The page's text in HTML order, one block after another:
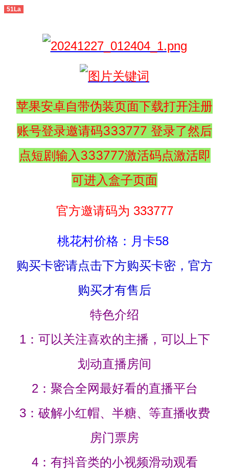
51La
苹果安卓自带伪装页面下载打开注册
账号登录邀请码333777 登录了然后
点短剧输入333777激活码点激活即
可进入盒子页面
官方邀请码为 333777
桃花村价格：月卡58
购买卡密请点击下方购买卡密，官方
购买才有售后
特色介绍
1：可以关注喜欢的主播，可以上下
划动直播房间
2：聚合全网最好看的直播平台
3：破解小红帽、半糖、等直播收费
房门票房
4：有抖音类的小视频滑动观看